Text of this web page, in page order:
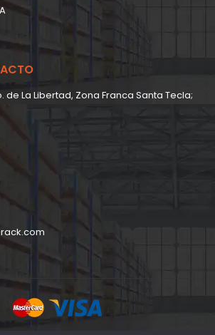
de La Libertad, Zona Franca Santa Tecla;